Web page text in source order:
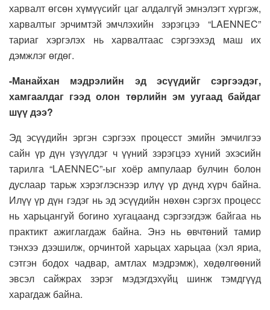
харвалт өгсөн хүмүүсийг цаг алдалгүй эмнэлэгт хүргэж,
харвалтыг эрчимтэй эмчлэхийн зэрэгцээ “LAENNEC”
тариаг хэргэлэх нь харвалтаас сэргээхэд маш их
дэмжлэг өгдөг.
-Манайхан мэдрэлийн эд эсүүдийг сэргээдэг,
хамгаалдаг гээд олон төрлийн эм уугаад байдаг
шүү дээ?
Эд эсүүдийн эргэн сэргээх процесст эмийн эмчилгээ
сайн үр дүн үзүүлдэг ч үүний зэрэгцээ хүний эхэсийн
тарилга “LAENNEC”-ыг хоёр ампулаар булчин болон
дуслаар тарьж хэрэглэснээр илүү үр дүнд хүрч байна.
Илүү үр дүн гэдэг нь эд эсүүдийн нөхөн сэргэх процесс
нь харьцангуй богино хугацаанд сэргээгдэж байгаа нь
практикт ажиглагдаж байна. Энэ нь өвчтөний тамир
тэнхээ дээшилж, орчинтой харьцах харьцаа (хэл яриа,
сэтгэн бодох чадвар, амтлах мэдрэмж), хөдөлгөөний
эвсэл сайжрах зэрэг мэдэгдэхүйц шинж тэмдгүүд
харагдаж байна.